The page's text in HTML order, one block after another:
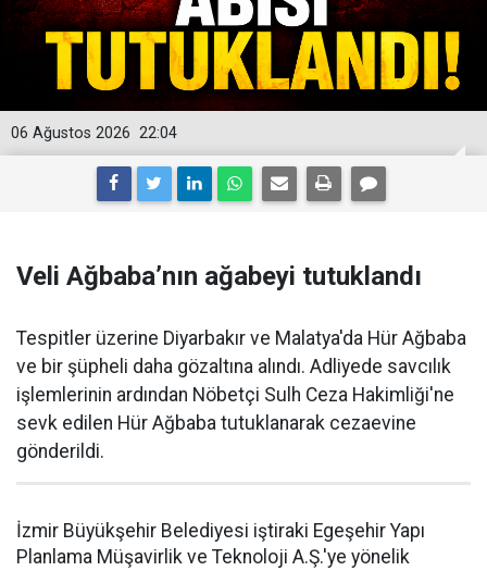
22:04
06 Ağustos 2026
Veli Ağbaba’nın ağabeyi tutuklandı
Tespitler üzerine Diyarbakır ve Malatya'da Hür Ağbaba
ve bir şüpheli daha gözaltına alındı. Adliyede savcılık
işlemlerinin ardından Nöbetçi Sulh Ceza Hakimliği'ne
sevk edilen Hür Ağbaba tutuklanarak cezaevine
gönderildi.
İzmir Büyükşehir Belediyesi iştiraki Egeşehir Yapı
Planlama Müşavirlik ve Teknoloji A.Ş.'ye yönelik